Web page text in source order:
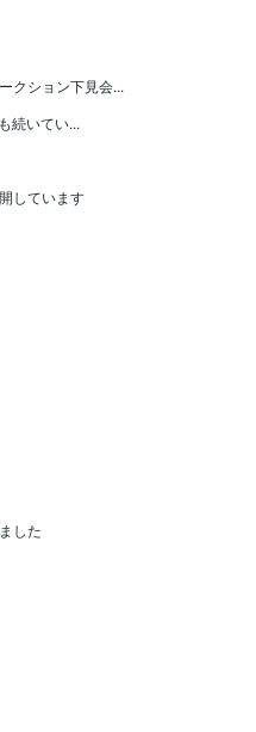
クション下見会...
続いてい...
しています
した